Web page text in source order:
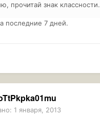
прочитай знак классности.
последние 7 дней.
1 января, 2013